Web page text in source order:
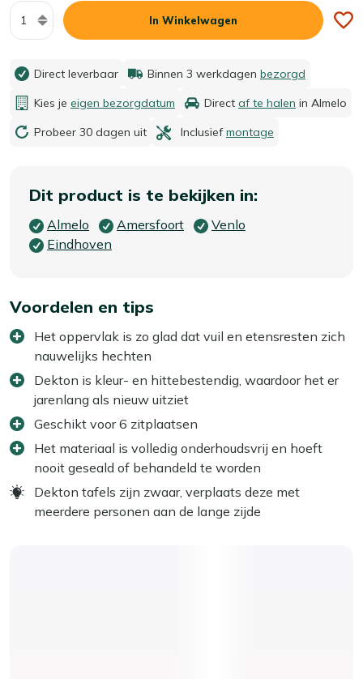
Aantal
In Winkelwagen
Direct leverbaar Binnen 3 werkdagen bezorgd
Kies je eigen bezorgdatum Direct af te halen in Almelo
Probeer 30 dagen uit
Inclusiefmontage
Dit product is te bekijken in:
Almelo Amersfoort
Venlo
Eindhoven
Voordelen en tips
Het oppervlak is zo glad dat vuil en etensresten zich
nauwelijks hechten
Dekton is kleur- en hittebestendig, waardoor het er
jarenlang als nieuw uitziet
Geschikt voor 6 zitplaatsen
Het materiaal is volledig onderhoudsvrij en hoeft
nooit geseald of behandeld te worden
Dekton tafels zijn zwaar, verplaats deze met
meerdere personen aan de lange zijde